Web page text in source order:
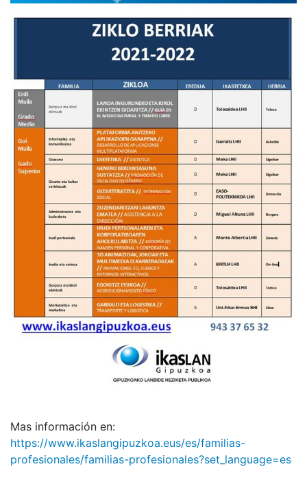
Mas información en:
https://www.ikaslangipuzkoa.eus/es/familias-
profesionales/familias-profesionales?set_language=es